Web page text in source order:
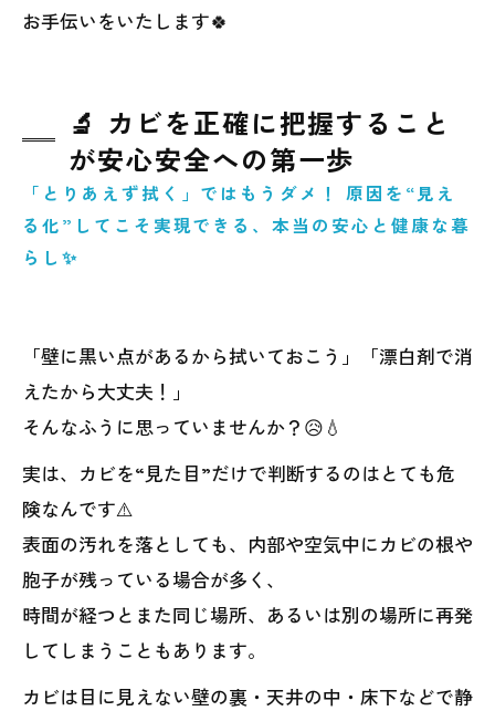
お手伝いをいたします🍀
🔬 カビを正確に把握すること
が安心安全への第一歩
「とりあえず拭く」ではもうダメ！ 原因を“見え
る化”してこそ実現できる、本当の安心と健康な暮
らし✨
「壁に黒い点があるから拭いておこう」「漂白剤で消
えたから大丈夫！」
そんなふうに思っていませんか？😥💧
実は、カビを“見た目”だけで判断するのはとても危
険なんです⚠️
表面の汚れを落としても、内部や空気中にカビの根や
胞子が残っている場合が多く、
時間が経つとまた同じ場所、あるいは別の場所に再発
してしまうこともあります。
カビは目に見えない壁の裏・天井の中・床下などで静